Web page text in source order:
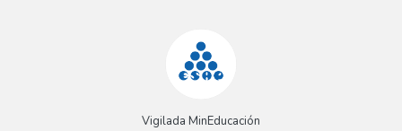
Vigilada MinEducación